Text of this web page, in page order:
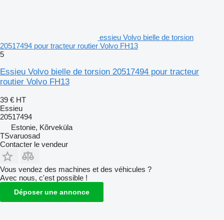
essieu Volvo bielle de torsion
20517494 pour tracteur routier Volvo FH13
5
Essieu Volvo bielle de torsion 20517494 pour tracteur
routier Volvo FH13
39 € HT
Essieu
20517494
Estonie, Kõrveküla
TSvaruosad
Contacter le vendeur
Vous vendez des machines et des véhicules ?
Avec nous, c'est possible !
Déposer une annonce